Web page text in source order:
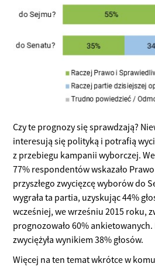
Czy te prognozy się sprawdzają?
interesują się polityką i potrafią
z przebiegu kampanii wyborczej.
77% respondentów wskazało
przyszłego zwycięzcę wyborów do
wygrała ta partia, uzyskując 44%
wcześniej, we wrześniu 2015 roku,
prognozowało 60%
zwyciężyła wynikiem 38% głosów.
Więcej na ten temat wkrótce w